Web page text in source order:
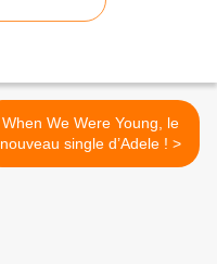
When We Were Young, le
nouveau single d’Adele ! >